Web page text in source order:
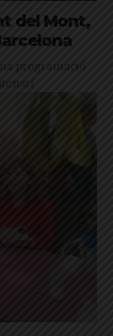
del Mont,
programació